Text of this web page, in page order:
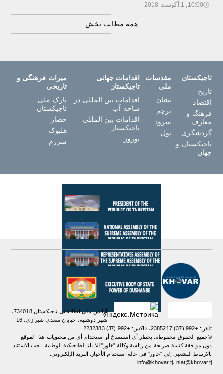
🕔10:00, 1.آگوست 2018
همه مطالب بخش
تاجیکستان
تاریخ
اقتصاد
فرهنگ و
معارف
گردشگری
تاجیکستان و
جهان
مقدسات
ملی
نشان
پرچم
سرود
پول
اقدامات جهانی
تاجیکستان
اقدامات بین المللی در
ساحه آب
اقدامات بین المللی
تاجیکستان
نوروز
میراث فرهنگی و
تاریخی
پارک ملی
تاجیکستان
حصار
هلبوک
سرزم
آژانس ملی اطلاعاتی تاجیکستان 734018،
شهر دوشنبه، خیابان سعدی شیرازی، 16
تلفن: +992 (37) 2385217، فاکس: +992 (37) 2232383
©جميع الحقوق محفوظة. يحظر أي استنساخ أو استخدام أي من محتويات هذا الموقع
دون موافقة كتابية صريحة من رئاسة وكالة "خاور" للانباء الطاجيكية الوطنية. یجب الاستناد
بالارتباط التشعبي إلى "خاور" في حالة استخدام الأخبار. البريد الإلكتروني:
info@khovar.tj، niat@khovar.tj